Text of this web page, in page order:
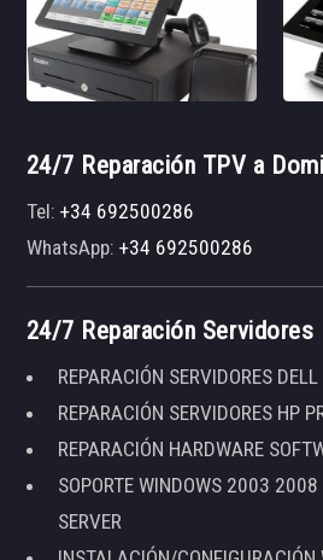
24/7 Reparación TPV a
Tel:+34 692500286
WhatsApp:+34 692500286
24/7 Reparación Servidores
REPARACIÓN SERVIDORES
REPARACIÓN SERVIDORES HP
REPARACIÓN HARDWARE
SOPORTE WINDOWS 2003
SERVER